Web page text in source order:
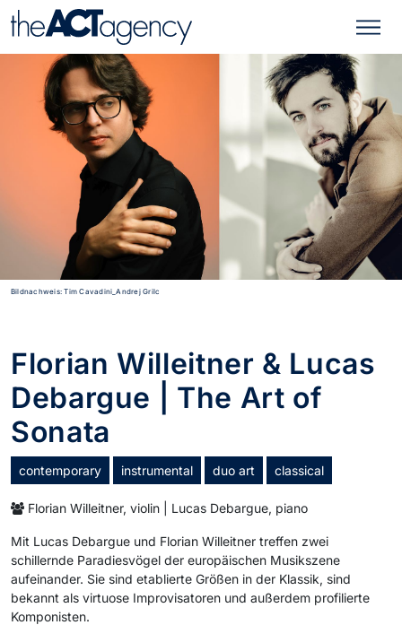
Bildnachweis: Tim Cavadini_Andrej Grilc
Florian Willeitner & Lucas
Debargue | The Art of
Sonata
contemporary instrumental duo art classical
Florian Willeitner, violin | Lucas Debargue, piano
Mit Lucas Debargue und Florian Willeitner treffen zwei
schillernde Paradiesvögel der europäischen Musikszene
aufeinander. Sie sind etablierte Größen in der Klassik, sind
bekannt als virtuose Improvisatoren und außerdem profilierte
Komponisten.